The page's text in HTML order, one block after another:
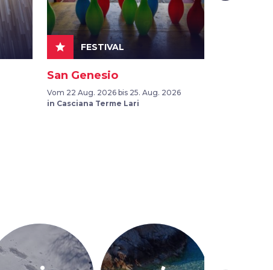
star FESTIVAL
San Genesio
Vom 22 Aug. 2026 bis 25. Aug. 2026
in Casciana Terme Lari